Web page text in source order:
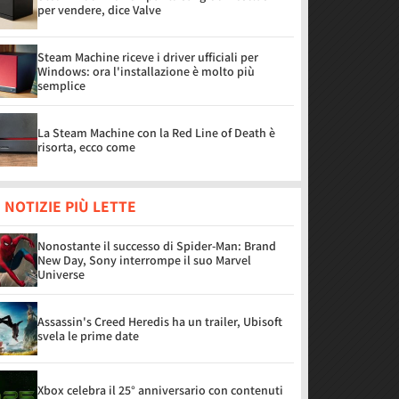
per vendere, dice Valve
Steam Machine riceve i driver ufficiali per
Windows: ora l'installazione è molto più
semplice
La Steam Machine con la Red Line of Death è
risorta, ecco come
NOTIZIE PIÙ LETTE
Nonostante il successo di Spider-Man: Brand
New Day, Sony interrompe il suo Marvel
Universe
Assassin's Creed Heredis ha un trailer, Ubisoft
svela le prime date
Xbox celebra il 25° anniversario con contenuti